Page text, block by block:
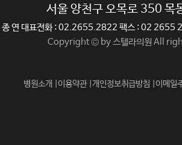
서울 양천구 오목로 350 목
종 연 대표전화 : 02.2655.2822 팩스 : 02
Copyright © by 스텔라의원 All
병원소개 | 이용약관 | 개인정보취급방침 | 이메일